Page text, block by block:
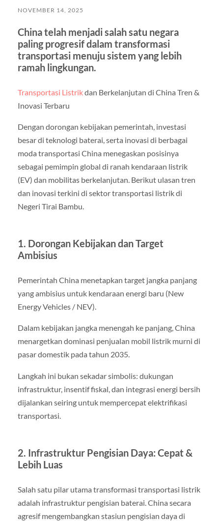
NOVEMBER 14, 2025
China telah menjadi salah satu negara
paling progresif dalam transformasi
transportasi menuju sistem yang lebih
ramah lingkungan.
Transportasi Listrikdan Berkelanjutan di China Tren &
Inovasi Terbaru
Dengan dorongan kebijakan pemerintah, investasi
besar di teknologi baterai, serta inovasi di berbagai
moda transportasi China menegaskan posisinya
sebagai pemimpin global di ranah kendaraan listrik
(EV) dan mobilitas berkelanjutan. Berikut ulasan tren
dan inovasi terkini di sektor transportasi listrik di
Negeri Tirai Bambu.
1. Dorongan Kebijakan dan Target
Ambisius
Pemerintah China menetapkan target jangka panjang
yang ambisius untuk kendaraan energi baru (New
Energy Vehicles / NEV).
Dalam kebijakan jangka menengah ke panjang, China
menargetkan dominasi penjualan mobil listrik murni di
pasar domestik pada tahun 2035.
Langkah ini bukan sekadar simbolis: dukungan
infrastruktur, insentif fiskal, dan integrasi energi bersih
dijalankan seiring untuk mempercepat elektrifikasi
transportasi.
2. Infrastruktur Pengisian Daya: Cepat &
Lebih Luas
Salah satu pilar utama transformasi transportasi listrik
adalah infrastruktur pengisian baterai. China secara
agresif mengembangkan stasiun pengisian daya di